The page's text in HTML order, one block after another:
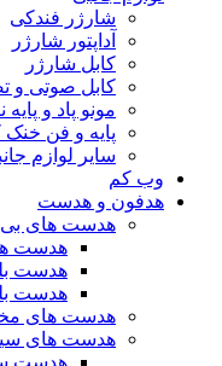
شارژر فندکی
آداپتور شارژر
کابل شارژر
کابل صوتی و
مونو پاد و پایه
پایه و فن خنک
سایر لوازم
وب کم
هدفون و هدست
هدست های
هدست
هدست
هدست
هدست های
هدست های
هدست